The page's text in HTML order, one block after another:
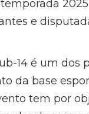
e
14 é um
da base
tem por